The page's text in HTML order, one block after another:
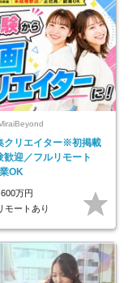
クリエイター※初掲載
歓迎／フルリモート
OK
万円
モートあり